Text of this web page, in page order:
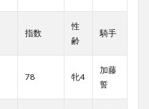
指数
性
齢
騎手
78 牝4
加藤
誓